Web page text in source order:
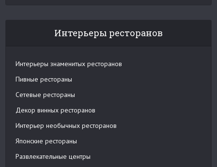
Интерьеры ресторанов
Интерьеры знаменитых ресторанов
Пивные рестораны
Сетевые рестораны
Декор винных ресторанов
Интерьер необычных ресторанов
Японские рестораны
Развлекательные центры